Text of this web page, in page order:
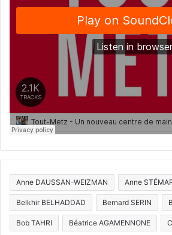
Anne DAUSSAN-WEIZMAN Anne
Belkhir BELHADDAD Bernard SERIN
Bob TAHRI Béatrice AGAMENNONE